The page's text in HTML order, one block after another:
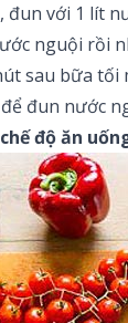
với 1 lít
nguội rồi
sau bữa tối
đun nước
độ ăn